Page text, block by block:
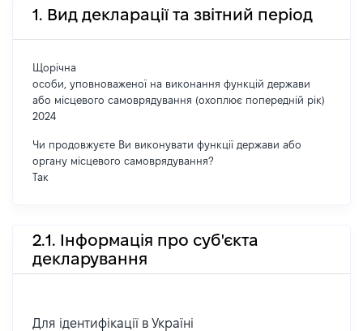
1. Вид декларації та звітний період
Щорічна
особи, уповноваженої на виконання функцій держави
або місцевого самоврядування (охоплює попередній рік)
2024
Чи продовжуєте Ви виконувати функції держави або
органу місцевого самоврядування?
Так
2.1. Інформація про суб'єкта
декларування
Для ідентифікації в Україні